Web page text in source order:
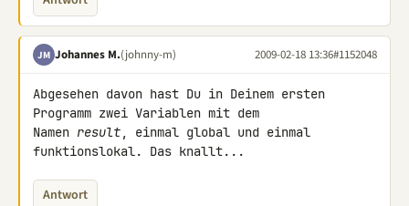
JM Johannes M.(johnny-m) 2009-02-18 13:36#1152048
Abgesehen davon hast Du in Deinem ersten
Programm zwei Variablen mit dem
Namen result, einmal global und einmal
funktionslokal. Das knallt...
Antwort